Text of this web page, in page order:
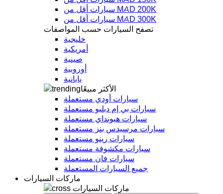
سيارات أقل من MAD 200K
سيارات أقل من MAD 300K
تصفح السيارات حسب المواصفات
خليجية
أمريكية
صينية
أوروبية
يابانية
الأكثر مبيعًا
سيارات أودي مستعملة
سيارات بي إم دبليو مستعملة
سيارات هيونداي مستعملة
سيارات مرسيدس بنز مستعملة
سيارات رينو مستعملة
سيارات مكشوفة مستعملة
سيارات فان مستعملة
جميع السيارات المستعملة
ماركات السيارات
ماركات السيارات